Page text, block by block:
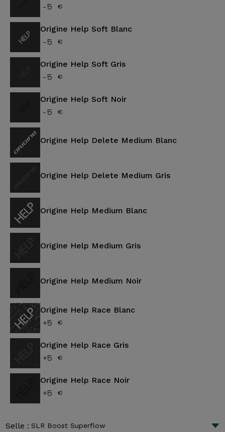
-5 €
Origine Help Soft Blanc
-5 €
Origine Help Soft Gris
-5 €
Origine Help Soft Noir
-5 €
Origine Help Delete Medium Blanc
Origine Help Delete Medium Gris
Origine Help Medium Blanc
Origine Help Medium Gris
Origine Help Medium Noir
Origine Help Race Blanc
+5 €
Origine Help Race Gris
+5 €
Origine Help Race Noir
+5 €
Selle : SLR Boost Superflow